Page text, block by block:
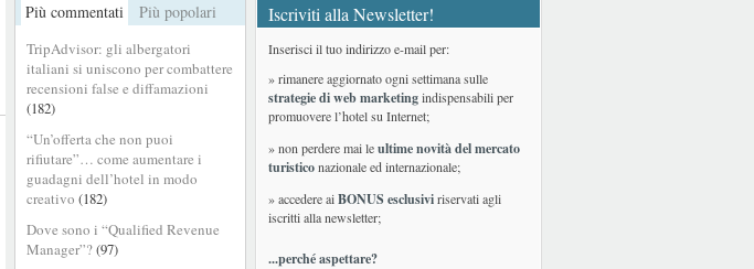
Più commentati Più popolari
TripAdvisor: gli albergatori
italiani si uniscono per combattere
recensioni false e diffamazioni
(182)
“Un’offerta che non puoi
rifiutare”… come aumentare i
guadagni dell’hotel in modo
creativo (182)
Dove sono i “Qualified Revenue
Manager”?(97)
Iscriviti alla Newsletter!
Inserisci il tuo indirizzo e-mail per:
» rimanere aggiornato ogni settimana sulle
strategie di web marketingindispensabili per
promuovere l’hotel su Internet;
» non perdere mai leultime novità del mercato
turisticonazionale ed internazionale;
» accedere aiBONUS esclusiviriservati agli
iscritti alla newsletter;
...perché aspettare?